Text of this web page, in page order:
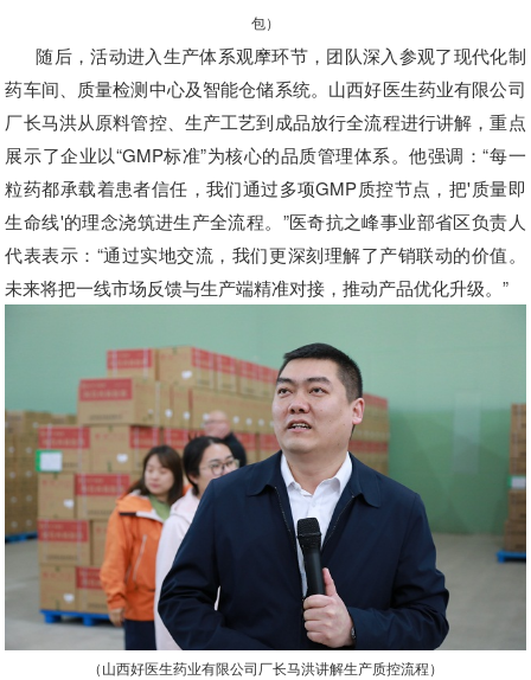
包）
随后，活动进入生产体系观摩环节，团队深入参观了现代化制
药车间、质量检测中心及智能仓储系统。山西好医生药业有限公司
厂长马洪从原料管控、生产工艺到成品放行全流程进行讲解，重点
展示了企业以“GMP标准”为核心的品质管理体系。他强调：“每一
粒药都承载着患者信任，我们通过多项GMP质控节点，把'质量即
生命线'的理念浇筑进生产全流程。”医奇抗之峰事业部省区负责人
代表表示：“通过实地交流，我们更深刻理解了产销联动的价值。
未来将把一线市场反馈与生产端精准对接，推动产品优化升级。”
（山西好医生药业有限公司厂长马洪讲解生产质控流程）